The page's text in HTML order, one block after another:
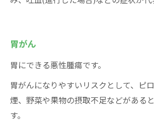
胃がん
胃にできる悪性腫瘍です。
胃がんになりやすいリスクとして、ピ
煙、野菜や果物の摂取不足などがある
す。